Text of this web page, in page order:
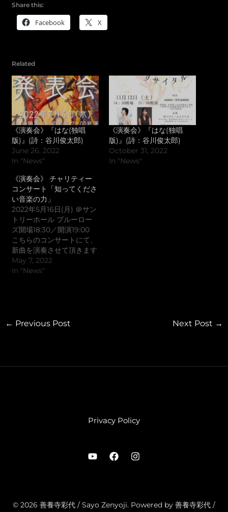
Share this:
Facebook X
Related
《演奏会》『はな(独唱
版)』(詩：谷川俊太郎)
June 26, 2022
In "News"
《演奏会》『はな(独唱
版)』(詩：谷川俊太郎)
October 31, 2022
In "News"
《演奏会》 チャリティー
コンサート「知ってくださ
い音楽の力」
2022年5月16日(月) ＠サン
トリーホール ブルーロー
ズ開場18:30／開演19:00
こちらのコンサートにて、
新曲を演奏させて頂きます
『わらべうたによるパラフ
レーズ』指揮：辻 博之ソ
ヴァルディ「四季」では、
May 7, 2022
In "News"
← Previous Post Next Post →
Privacy Policy
© 2026 善養寺彩代 / Sayo Zenyoji. Powered by 善養寺彩代 /